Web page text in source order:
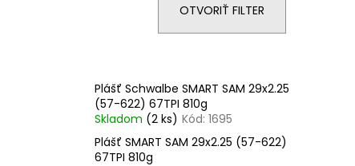
OTVORIŤ FILTER
Plášť Schwalbe SMART SAM 29x2.25
(57-622) 67TPI 810g
Skladom (2 ks) Kód: 1695
Plášť SMART SAM 29x2.25 (57-622)
67TPI 810g